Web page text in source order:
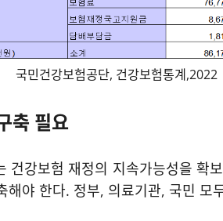
국민건강보험공단, 건강보험통계,2022
축 필요
건강보험 재정의 지속가능성을 확
해야 한다. 정부, 의료기관, 국민 모